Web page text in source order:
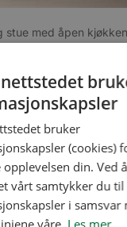
stue med åpen
bruker
(cookies)
din. Ved
vårt samtykker du
i samsvar
våre. Les mer